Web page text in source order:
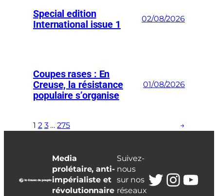
Special edition
International issue 1
02/08/2026
Coupes rases : En
Creuse, la résistance
populaire s’organise
01/08/2026
1 2 3 … 275 →
Media
prolétaire, anti-
impérialiste et
révolutionnaire
Suivez-
nous
sur nos
réseaux
Twitter